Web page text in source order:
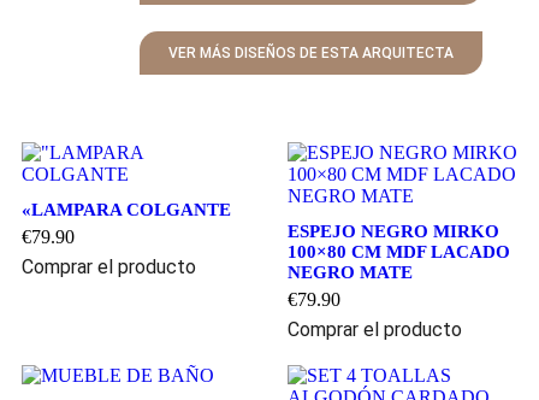
VER MÁS DISEÑOS DE ESTA ARQUITECTA
«LAMPARA COLGANTE
€79.90
Comprar el producto
ESPEJO NEGRO MIRKO
100×80 CM MDF LACADO
NEGRO MATE
€79.90
Comprar el producto